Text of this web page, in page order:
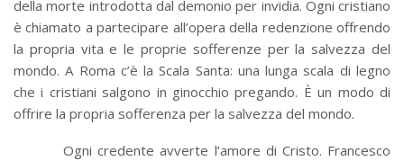
della morte introdotta dal demonio per invidia. Ogni cristiano
è chiamato a partecipare all’opera della redenzione offrendo
la propria vita e le proprie sofferenze per la salvezza del
mondo. A Roma c’è la Scala Santa: una lunga scala di legno
che i cristiani salgono in ginocchio pregando. È un modo di
offrire la propria sofferenza per la salvezza del mondo.
Ogni credente avverte l’amore di Cristo. Francesco